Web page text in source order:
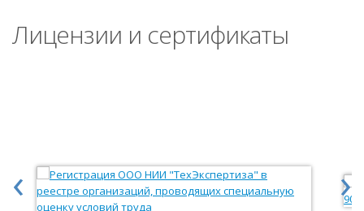
Лицензии и сертификаты
‹ ›